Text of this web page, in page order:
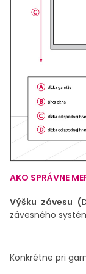
AKO SPRÁVNE
Výšku závesu
závesného
Konkrétne pri